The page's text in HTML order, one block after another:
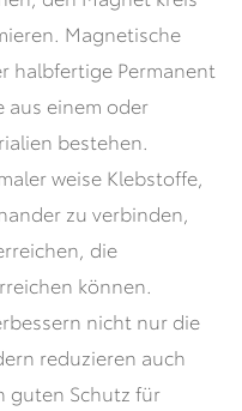
Magnetische
halbfertige Permanent
aus einem oder
bestehen.
weise Klebstoffe,
zu verbinden,
die
können.
nicht nur die
reduzieren auch
guten Schutz für